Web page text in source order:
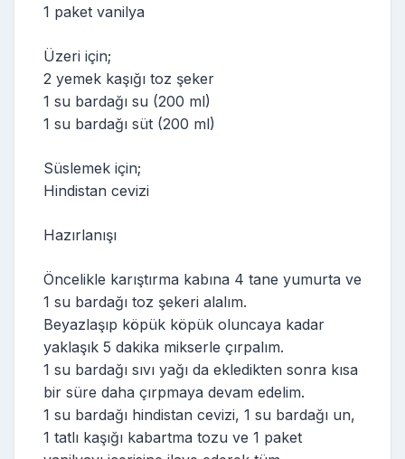
1 paket vanilya
Üzeri için;
2 yemek kaşığı toz şeker
1 su bardağı su (200 ml)
1 su bardağı süt (200 ml)
Süslemek için;
Hindistan cevizi
Hazırlanışı
Öncelikle karıştırma kabına 4 tane yumurta ve
1 su bardağı toz şekeri alalım.
Beyazlaşıp köpük köpük oluncaya kadar
yaklaşık 5 dakika mikserle çırpalım.
1 su bardağı sıvı yağı da ekledikten sonra kısa
bir süre daha çırpmaya devam edelim.
1 su bardağı hindistan cevizi, 1 su bardağı un,
1 tatlı kaşığı kabartma tozu ve 1 paket